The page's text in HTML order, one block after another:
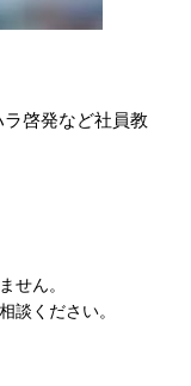
啓発など社員教
せん。
談ください。